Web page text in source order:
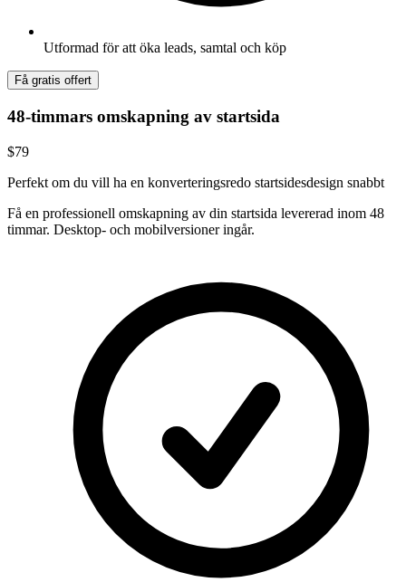
Utformad för att öka leads, samtal och köp
Få gratis offert
48-timmars omskapning av startsida
$79
Perfekt om du vill ha en konverteringsredo startsidesdesign snabbt
Få en professionell omskapning av din startsida levererad inom 48
timmar. Desktop- och mobilversioner ingår.